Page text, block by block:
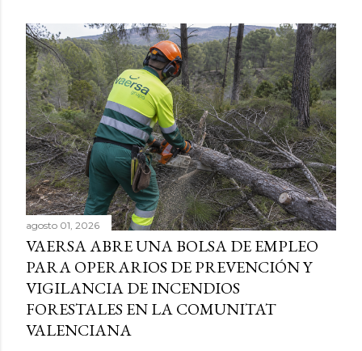
agosto 01, 2026
VAERSA ABRE UNA BOLSA DE EMPLEO
PARA OPERARIOS DE PREVENCIÓN Y
VIGILANCIA DE INCENDIOS
FORESTALES EN LA COMUNITAT
VALENCIANA